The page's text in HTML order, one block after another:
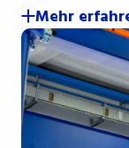
Mehr